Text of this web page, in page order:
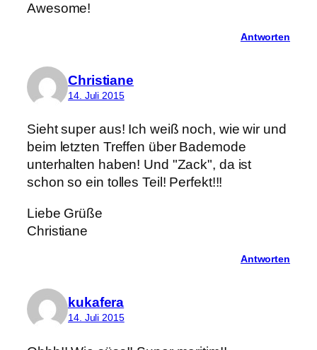
Awesome!
Antworten
Christiane
14. Juli 2015
Sieht super aus! Ich weiß noch, wie wir und
beim letzten Treffen über Bademode
unterhalten haben! Und "Zack", da ist
schon so ein tolles Teil! Perfekt!!!
Liebe Grüße
Christiane
Antworten
kukafera
14. Juli 2015